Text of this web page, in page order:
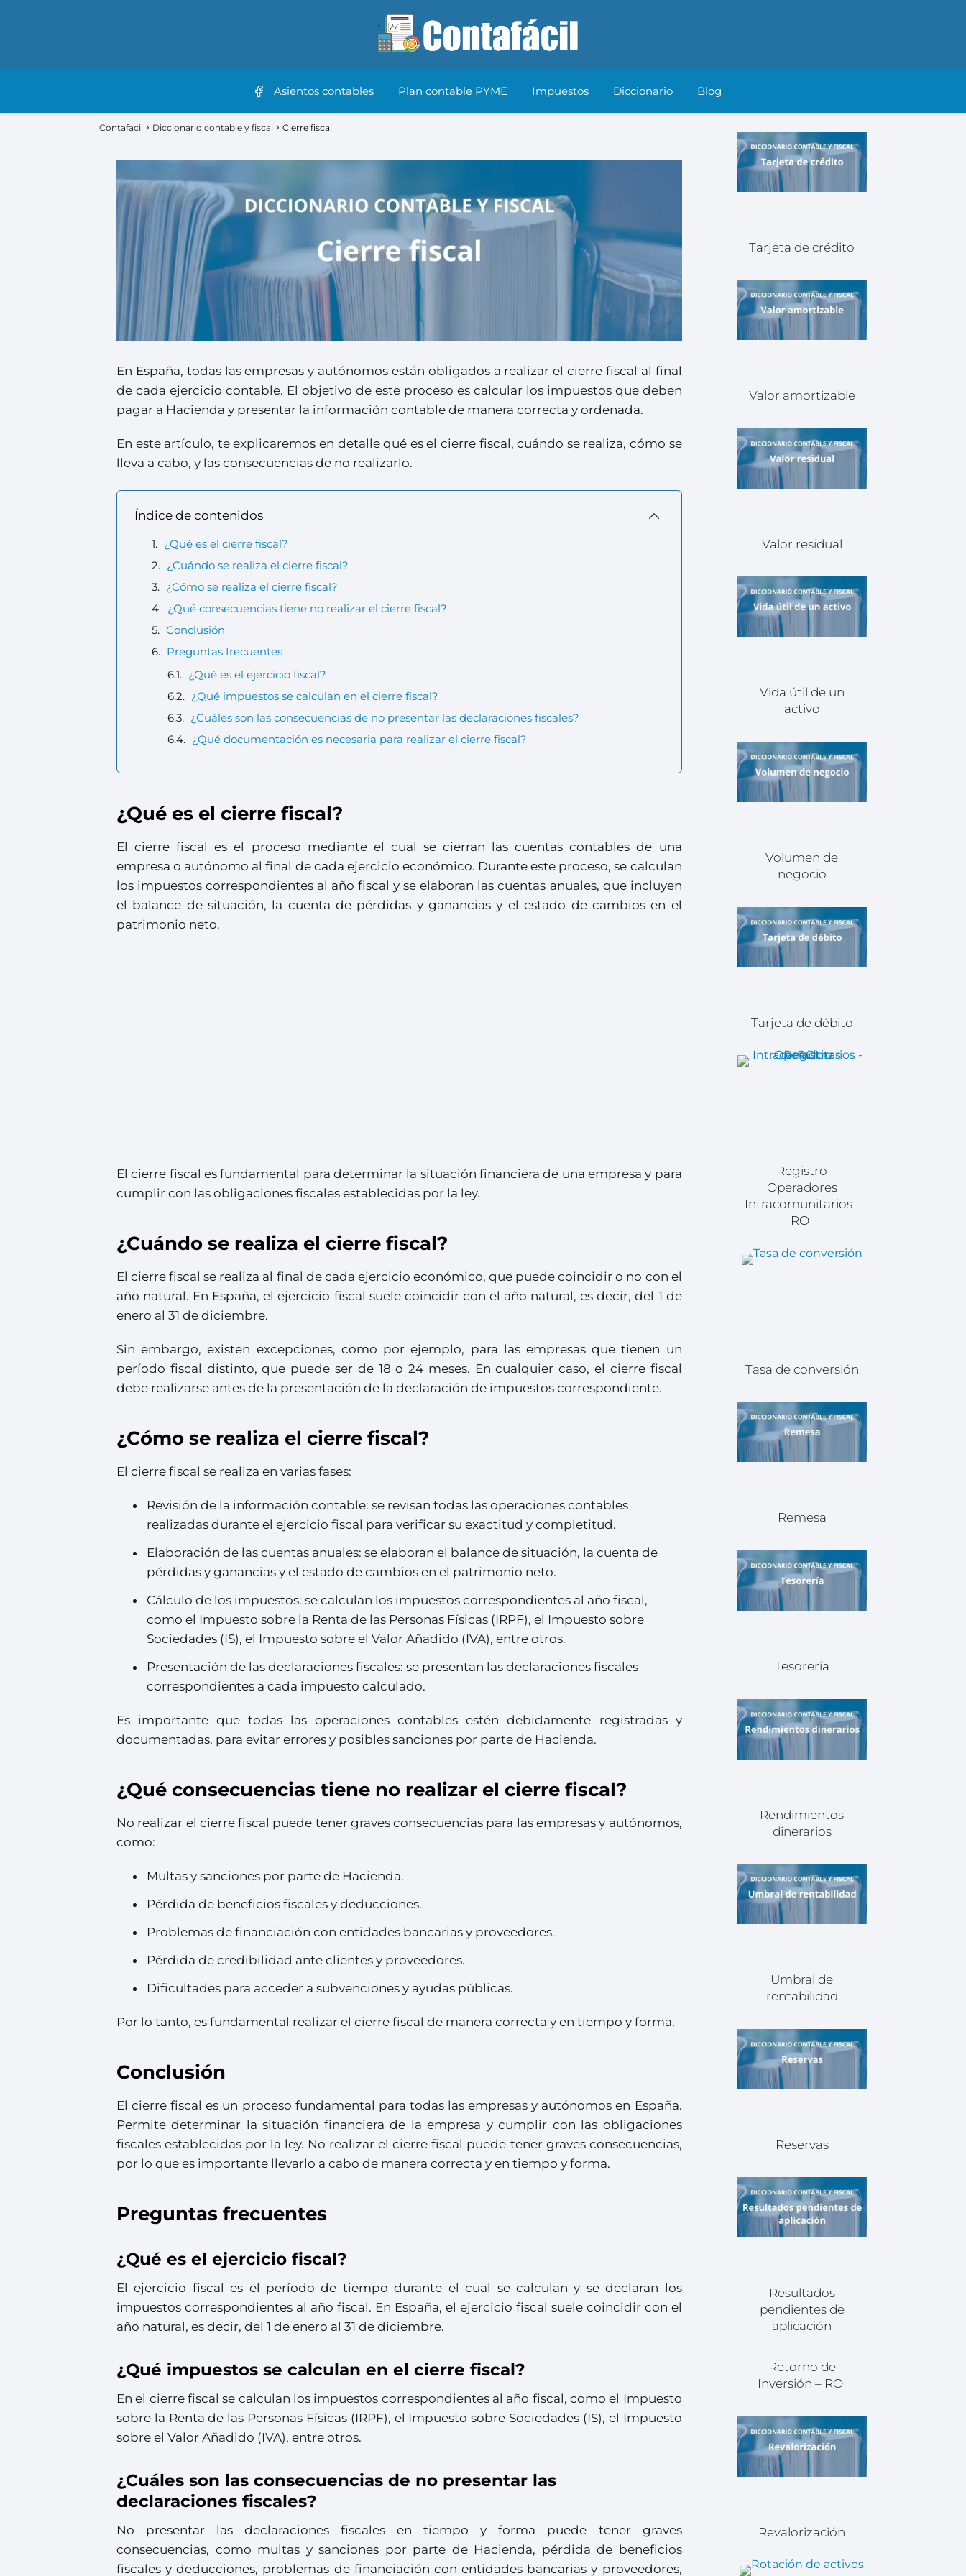
Asientos contables Plan contable PYME Impuestos Diccionario Blog
Contafacil Diccionario contable y fiscal Cierre fiscal
En España, todas las empresas y autónomos están obligados a realizar el cierre fiscal al final
de cada ejercicio contable. El objetivo de este proceso es calcular los impuestos que deben
pagar a Hacienda y presentar la información contable de manera correcta y ordenada.
En este artículo, te explicaremos en detalle qué es el cierre fiscal, cuándo se realiza, cómo se
lleva a cabo, y las consecuencias de no realizarlo.
Índice de contenidos
¿Qué es el cierre fiscal?
¿Cuándo se realiza el cierre fiscal?
¿Cómo se realiza el cierre fiscal?
¿Qué consecuencias tiene no realizar el cierre fiscal?
Conclusión
Preguntas frecuentes
¿Qué es el ejercicio fiscal?
¿Qué impuestos se calculan en el cierre fiscal?
¿Cuáles son las consecuencias de no presentar las declaraciones fiscales?
¿Qué documentación es necesaria para realizar el cierre fiscal?
¿Qué es el cierre fiscal?
El cierre fiscal es el proceso mediante el cual se cierran las cuentas contables de una
empresa o autónomo al final de cada ejercicio económico. Durante este proceso, se calculan
los impuestos correspondientes al año fiscal y se elaboran las cuentas anuales, que incluyen
el balance de situación, la cuenta de pérdidas y ganancias y el estado de cambios en el
patrimonio neto.
El cierre fiscal es fundamental para determinar la situación financiera de una empresa y para
cumplir con las obligaciones fiscales establecidas por la ley.
¿Cuándo se realiza el cierre fiscal?
El cierre fiscal se realiza al final de cada ejercicio económico, que puede coincidir o no con el
año natural. En España, el ejercicio fiscal suele coincidir con el año natural, es decir, del 1 de
enero al 31 de diciembre.
Sin embargo, existen excepciones, como por ejemplo, para las empresas que tienen un
período fiscal distinto, que puede ser de 18 o 24 meses. En cualquier caso, el cierre fiscal
debe realizarse antes de la presentación de la declaración de impuestos correspondiente.
¿Cómo se realiza el cierre fiscal?
El cierre fiscal se realiza en varias fases:
Revisión de la información contable: se revisan todas las operaciones contables
realizadas durante el ejercicio fiscal para verificar su exactitud y completitud.
Elaboración de las cuentas anuales: se elaboran el balance de situación, la cuenta de
pérdidas y ganancias y el estado de cambios en el patrimonio neto.
Cálculo de los impuestos: se calculan los impuestos correspondientes al año fiscal,
como el Impuesto sobre la Renta de las Personas Físicas (IRPF), el Impuesto sobre
Sociedades (IS), el Impuesto sobre el Valor Añadido (IVA), entre otros.
Presentación de las declaraciones fiscales: se presentan las declaraciones fiscales
correspondientes a cada impuesto calculado.
Es importante que todas las operaciones contables estén debidamente registradas y
documentadas, para evitar errores y posibles sanciones por parte de Hacienda.
¿Qué consecuencias tiene no realizar el cierre fiscal?
No realizar el cierre fiscal puede tener graves consecuencias para las empresas y autónomos,
como:
Multas y sanciones por parte de Hacienda.
Pérdida de beneficios fiscales y deducciones.
Problemas de financiación con entidades bancarias y proveedores.
Pérdida de credibilidad ante clientes y proveedores.
Dificultades para acceder a subvenciones y ayudas públicas.
Por lo tanto, es fundamental realizar el cierre fiscal de manera correcta y en tiempo y forma.
Conclusión
El cierre fiscal es un proceso fundamental para todas las empresas y autónomos en España.
Permite determinar la situación financiera de la empresa y cumplir con las obligaciones
fiscales establecidas por la ley. No realizar el cierre fiscal puede tener graves consecuencias,
por lo que es importante llevarlo a cabo de manera correcta y en tiempo y forma.
Preguntas frecuentes
¿Qué es el ejercicio fiscal?
El ejercicio fiscal es el período de tiempo durante el cual se calculan y se declaran los
impuestos correspondientes al año fiscal. En España, el ejercicio fiscal suele coincidir con el
año natural, es decir, del 1 de enero al 31 de diciembre.
¿Qué impuestos se calculan en el cierre fiscal?
En el cierre fiscal se calculan los impuestos correspondientes al año fiscal, como el Impuesto
sobre la Renta de las Personas Físicas (IRPF), el Impuesto sobre Sociedades (IS), el Impuesto
sobre el Valor Añadido (IVA), entre otros.
¿Cuáles son las consecuencias de no presentar las
declaraciones fiscales?
No presentar las declaraciones fiscales en tiempo y forma puede tener graves
consecuencias, como multas y sanciones por parte de Hacienda, pérdida de beneficios
fiscales y deducciones, problemas de financiación con entidades bancarias y proveedores,
Tarjeta de crédito
Valor amortizable
Valor residual
Vida útil de un
activo
Volumen de
negocio
Tarjeta de débito
Registro
Operadores
Intracomunitarios -
ROI
Tasa de conversión
Remesa
Tesorería
Rendimientos
dinerarios
Umbral de
rentabilidad
Reservas
Resultados
pendientes de
aplicación
Retorno de
Inversión – ROI
Revalorización